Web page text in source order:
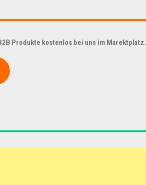
Produkte kostenlos bei uns im Marektplatz.